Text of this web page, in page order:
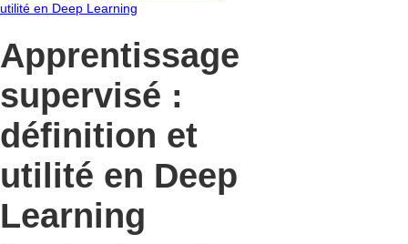
utilité en Deep Learning
Apprentissage
supervisé :
définition et
utilité en Deep
Learning